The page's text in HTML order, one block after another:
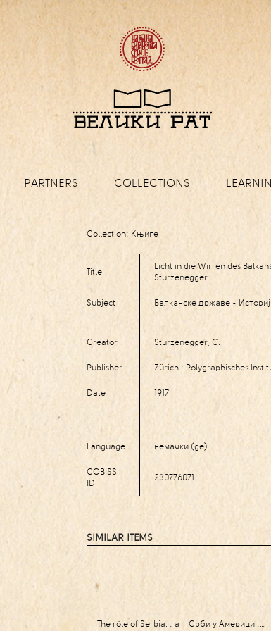
PARTNERS COLLECTIONS
Collection: Књиге
Title
Licht in die Wirren des
Sturzenegger
Subject Балканске државе -
Creator Sturzenegger, C.
Publisher Zürich : Polygraphisches
Date 1917
Language немачки (ge)
COBISS
ID
230776071
SIMILAR ITEMS
The rôle of Serbia. : a Срби у Америци :…